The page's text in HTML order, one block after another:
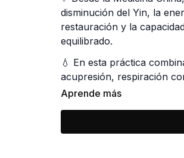
disminución del Yin, la
restauración y la
equilibrado.
💧 En esta práctica
acupresión, respiración
a regular la temperatura
Aprende más